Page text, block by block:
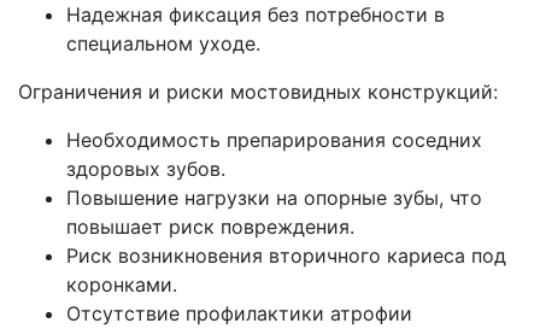
Надежная фиксация без потребности в
специальном уходе.
Ограничения и риски мостовидных конструкций:
Необходимость препарирования соседних
здоровых зубов.
Повышение нагрузки на опорные зубы, что
повышает риск повреждения.
Риск возникновения вторичного кариеса под
коронками.
Отсутствие профилактики атрофии